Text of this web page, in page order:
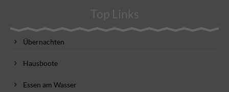
Top Links
Übernachten
Hausboote
Essen am Wasser